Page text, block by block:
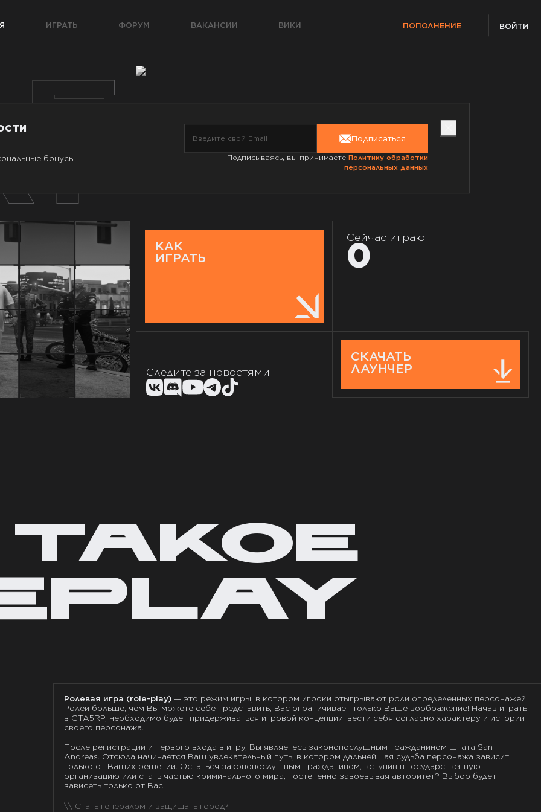
ИГРАТЬ ФОРУМ ВАКАНСИИ ВИКИ ПОПОЛНЕНИЕ ВОЙТИ
КАК
ИГРАТЬ
Сейчас играют
0
СКАЧАТЬ
ЛАУНЧЕР
Следите за новостями
Ролевая игра (role-play)— это режим игры, в котором игроки отыгрывают роли определенных персонажей.
Ролей больше, чем Вы можете себе представить, Вас ограничивает только Ваше воображение! Начав играть
в GTA5RP, необходимо будет придерживаться игровой концепции: вести себя согласно характеру и истории
своего персонажа.
После регистрации и первого входа в игру, Вы являетесь законопослушным гражданином штата San
Andreas. Отсюда начинается Ваш увлекательный путь, в котором дальнейшая судьба персонажа зависит
только от Ваших решений. Остаться законопослушным гражданином, вступив в государственную
организацию или стать частью криминального мира, постепенно завоевывая авторитет? Выбор будет
зависеть только от Вас!
\\ Стать губернатором и управлять городом?
бонусы
Подписаться
Подписываясь, вы принимаете Политику обработки
персональных данных